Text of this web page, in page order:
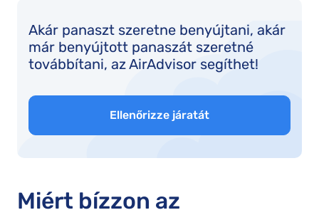
Akár panaszt szeretne benyújtani, akár
már benyújtott panaszát szeretné
továbbítani, az AirAdvisor segíthet!
Ellenőrizze járatát
Miért bízzon az